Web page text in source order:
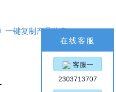
一键复制产品信息
在线客服
客服一
2303713707